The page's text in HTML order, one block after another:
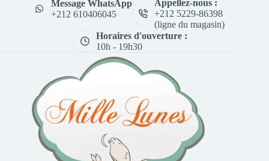
Message WhatsApp
+212 610406045
Appellez-nous :
+212 5229-86398
(ligne du magasin)
Horaires d'ouverture :
10h - 19h30